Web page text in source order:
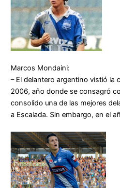
Marcos Mondaini:
– El delantero argentino vistió la
2006, año donde se consagró
consolido una de las mejores
a Escalada. Sin embargo, en el